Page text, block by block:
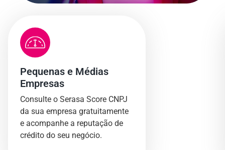
Pequenas e Médias
Empresas
Consulte o Serasa Score CNPJ
da sua empresa gratuitamente
e acompanhe a reputação de
crédito do seu negócio.